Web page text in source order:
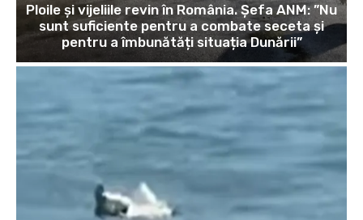
Ploile și vijeliile revin în România. Șefa ANM: ”Nu
sunt suficiente pentru a combate seceta și
pentru a îmbunătăți situația Dunării”